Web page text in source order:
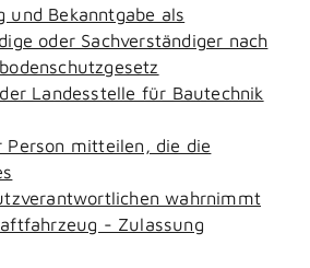
und Bekanntgabe als
oder Sachverständiger nach
Landesstelle für Bautechnik
Person mitteilen, die die
wahrnimmt
- Zulassung